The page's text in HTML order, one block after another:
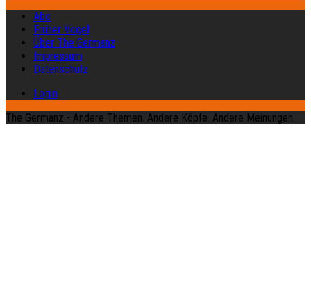
Abo
Früher Vogel
Über The Germanz
Impressum
Datenschutz
Login
The Germanz - Andere Themen. Andere Köpfe. Andere Meinungen.